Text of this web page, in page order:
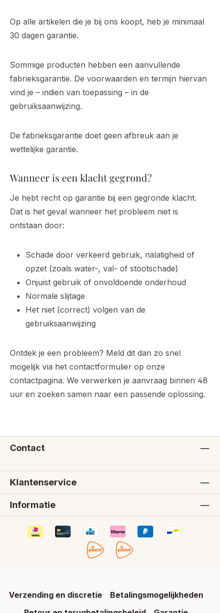
Op alle artikelen die je bij ons koopt, heb je minimaal
30 dagen garantie.
Sommige producten hebben een aanvullende
fabrieksgarantie. De voorwaarden en termijn hiervan
vind je – indien van toepassing – in de
gebruiksaanwijzing.
De fabrieksgarantie doet geen afbreuk aan je
wettelijke garantie.
Wanneer is een klacht gegrond?
Je hebt recht op garantie bij een gegronde klacht.
Dat is het geval wanneer het probleem niet is
ontstaan door:
Schade door verkeerd gebruik, nalatigheid of
opzet (zoals water-, val- of stootschade)
Onjuist gebruik of onvoldoende onderhoud
Normale slijtage
Het niet (correct) volgen van de
gebruiksaanwijzing
Ontdek je een probleem? Meld dit dan zo snel
mogelijk via het contactformulier op onze
contactpagina. We verwerken je aanvraag binnen 48
uur en zoeken samen naar een passende oplossing.
Contact
Klantenservice
Informatie
Verzending en discretie
Betalingsmogelijkheden